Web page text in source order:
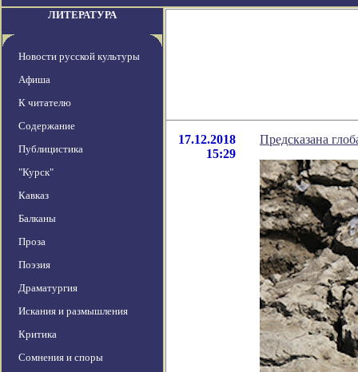
ЛИТЕРАТУРА
Новости русской культуры
Афиша
К читателю
Содержание
Публицистика
"Курск"
Кавказ
Балканы
Проза
Поэзия
Драматургия
Искания и размышления
Критика
Сомнения и споры
17.12.2018
15:29
Предсказана